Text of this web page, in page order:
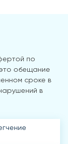
по
обещание
сроке в
в